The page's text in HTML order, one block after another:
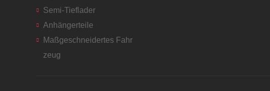
Semi-Tieflader
Anhängerteile
Maßgeschneidertes Fahr
zeug